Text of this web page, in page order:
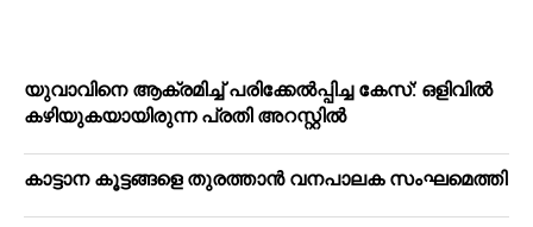
യുവാവിനെ ആക്രമിച്ച് പരിക്കേല്‍പ്പിച്ച കേസ്: ഒളിവില്‍
കഴിയുകയായിരുന്ന പ്രതി അറസ്റ്റില്‍
കാട്ടാന കൂട്ടങ്ങളെ തുരത്താന്‍ വനപാലക സംഘമെത്തി